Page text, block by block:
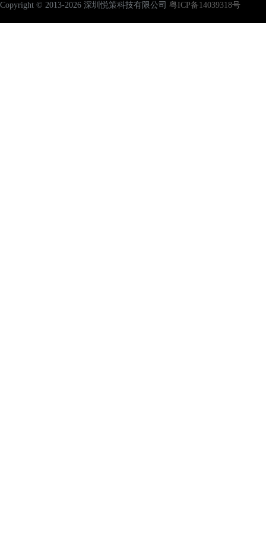
Copyright © 2013-2026 深圳悦策科技有限公司 粤ICP备14039318号